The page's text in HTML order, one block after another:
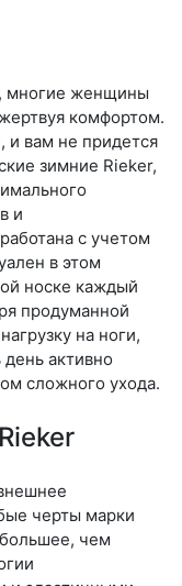
многие женщины
комфортом.
и вам не придется
зимние Rieker,
и
с учетом
в этом
носке каждый
продуманной
на ноги,
активно
сложного ухода.
черты марки
чем